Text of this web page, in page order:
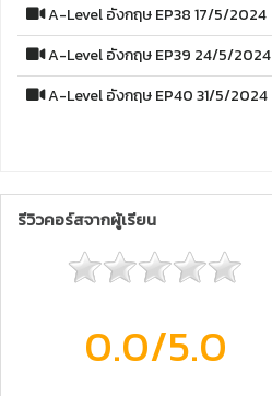
A-Level อังกฤษ EP38 17/5/2024
A-Level อังกฤษ EP39 24/5/2024
A-Level อังกฤษ EP40 31/5/2024
รีวิวคอร์สจากผู้เรียน
0.0/5.0